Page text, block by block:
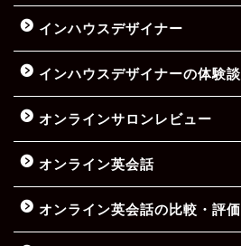
インハウスデザイナー
インハウスデザイナーの体験談
オンラインサロンレビュー
オンライン英会話
オンライン英会話の比較・評価